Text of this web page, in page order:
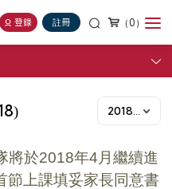
登錄 註冊 （0）
2018年度
將於2018年4 月繼續進
節上課填妥家長同意書